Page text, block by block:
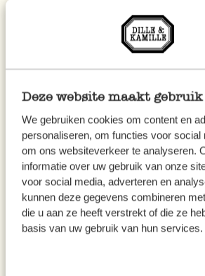
Deze website maakt gebruik
We gebruiken cookies om content en
personaliseren, om functies voor social
om ons websiteverkeer te analyseren.
informatie over uw gebruik van onze
voor social media, adverteren en
kunnen deze gegevens combineren
die u aan ze heeft verstrekt of die ze
basis van uw gebruik van hun services.
inkl. MwSt zzgl. Versandkosten
Baumwolle, Frühlingsblumen,